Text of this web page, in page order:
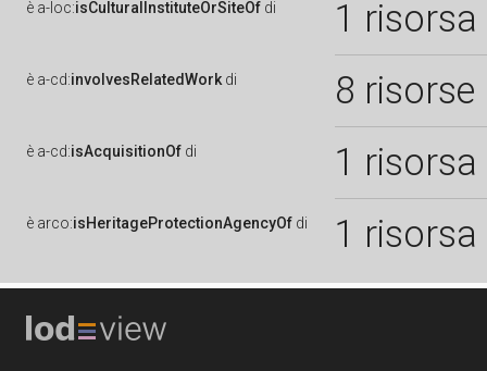
è a-loc:isCulturalInstituteOrSiteOf di 1 risorsa
è a-cd:involvesRelatedWork di 8 risorse
è a-cd:isAcquisitionOf di 1 risorsa
è arco:isHeritageProtectionAgencyOf di 1 risorsa